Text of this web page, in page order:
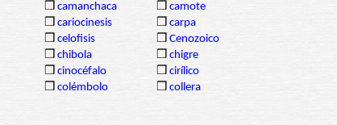
❒ camanchaca ❒ camote
❒ cariocinesis ❒ carpa
❒ celofisis ❒ Cenozoico
❒ chibola ❒ chigre
❒ cinocéfalo ❒ cirílico
❒ colémbolo ❒ collera